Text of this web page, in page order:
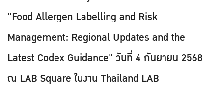
"Food Allergen Labelling and Risk
Management: Regional Updates and the
Latest Codex Guidance" วันที่ 4 กันยายน 2568
ณ LAB Square ในงาน Thailand LAB